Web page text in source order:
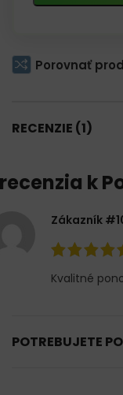
Porovnať
RECENZIE (1)
recenzia k
Zákazník
Kvalitné
POTREBUJETE